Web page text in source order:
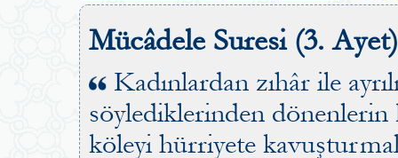
Mücâdele Suresi (3. Ayet)
Kadınlardan zıhâr ile
söylediklerinden dönenlerin
köleyi hürriyete